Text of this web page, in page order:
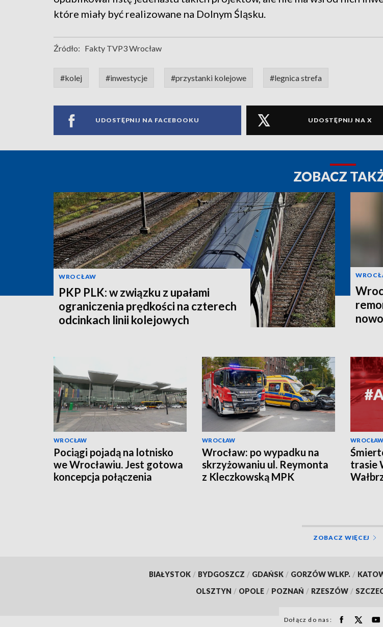
które miały być realizowane na Dolnym Śląsku.
Źródło: Fakty TVP3 Wrocław
#kolej #inwestycje #przystanki kolejowe #legnica strefa
UDOSTĘPNIJ NA FACEBOOKU UDOSTĘPNIJ NA X
ZOBACZ
WROCŁAW
PKP PLK: w związku z upałami
ograniczenia prędkości na czterech
odcinkach linii kolejowych
WROCŁAW
Pociągi pojadą na lotnisko
we Wrocławiu. Jest gotowa
koncepcja połączenia
WROCŁAW
Wrocław: po wypadku na
skrzyżowaniu ul. Reymonta
z Kleczkowską MPK
WROCŁAW
trasie
ZOBACZ WIĘCEJ
BIAŁYSTOK / BYDGOSZCZ / GDAŃSK / GORZÓW WLKP. /
OLSZTYN / OPOLE / POZNAŃ / RZESZÓW /
Dołącz do nas: